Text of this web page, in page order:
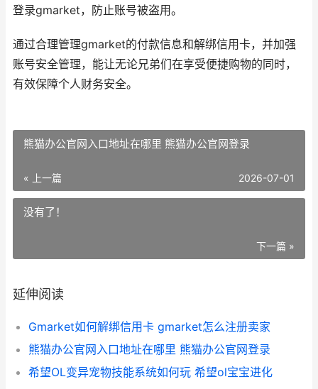
登录gmarket，防止账号被盗用。
通过合理管理gmarket的付款信息和解绑信用卡，并加强
账号安全管理，能让无论兄弟们在享受便捷购物的同时，
有效保障个人财务安全。
熊猫办公官网入口地址在哪里 熊猫办公官网登录
« 上一篇 2026-07-01
没有了！
下一篇 »
延伸阅读
Gmarket如何解绑信用卡 gmarket怎么注册卖家
熊猫办公官网入口地址在哪里 熊猫办公官网登录
希望OL变异宠物技能系统如何玩 希望ol宝宝进化